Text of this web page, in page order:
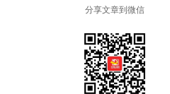
分享文章到微信